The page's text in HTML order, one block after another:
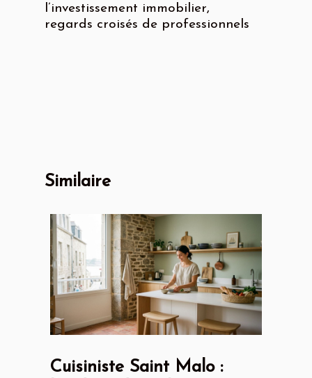
l’investissement immobilier,
regards croisés de professionnels
Similaire
Cuisiniste Saint Malo :